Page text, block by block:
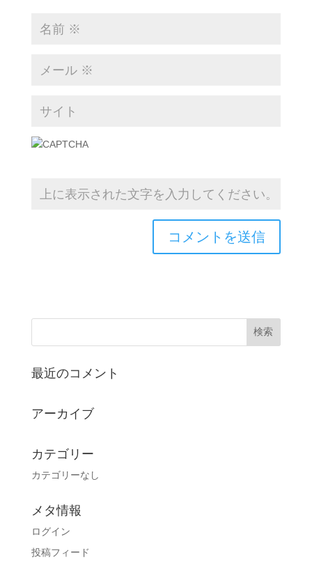
最近のコメント
アーカイブ
カテゴリー
カテゴリーなし
メタ情報
ログイン
投稿フィード